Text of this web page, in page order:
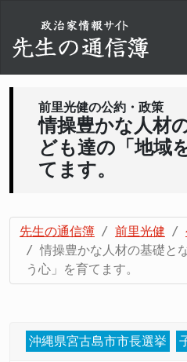
前里光健の公約・政策
情操豊かな人材
ども達の「地域
てます。
先生の通信簿 前里光健
情操豊かな人材の基礎と
う心」を育てます。
沖縄県宮古島市市長選挙